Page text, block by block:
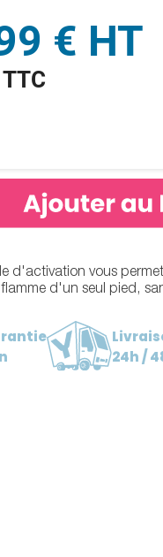
€ HT
d'activation vous
d'un seul pied,
24h /